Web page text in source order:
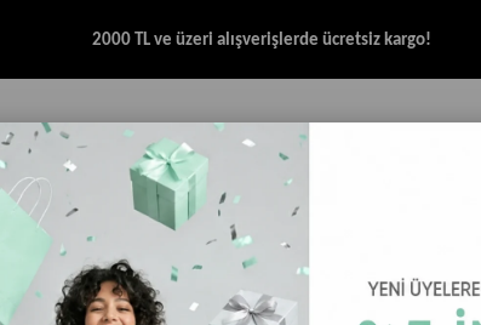
2000 TL ve üzeri alışverişlerde ücretsiz kargo!
TERLİK & SANDALET AKSESUAR HALAT & İP SANDALET
Terlik Crocs Mellow Recovery Clog Kadın Terlik - Siyah